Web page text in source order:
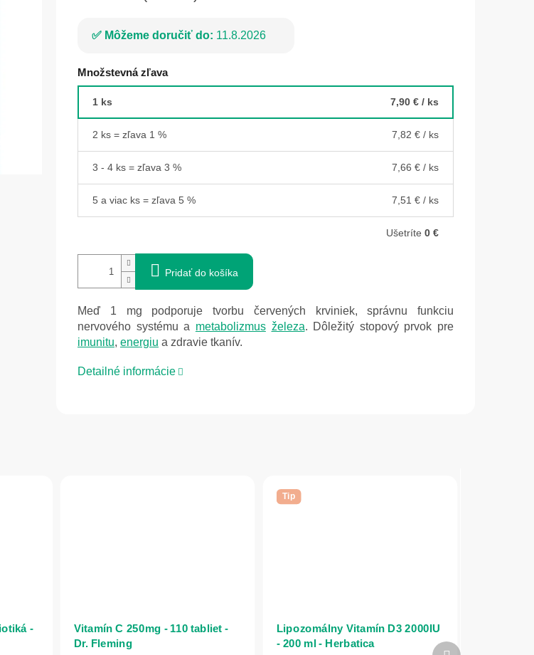
Môžeme doručiť do: 11.8.2026
Množstevná zľava
1 ks 7,90 € / ks
2 ks = zľava 1 % 7,82 € / ks
3 - 4 ks = zľava 3 % 7,66 € / ks
5 a viac ks = zľava 5 % 7,51 € / ks
Ušetríte 0 €
Pridať do košíka
Meď 1 mg podporuje tvorbu červených krviniek, správnu funkciu
nervového systému a metabolizmus železa. Dôležitý stopový prvok pre
imunitu, energiu a zdravie tkanív.
Detailné informácie
-
Vitamín C 250mg - 110 tabliet -
Dr. Fleming
Tip
Lipozomálny Vitamín D3 2000IU
- 200 ml - Herbatica
Ďalší